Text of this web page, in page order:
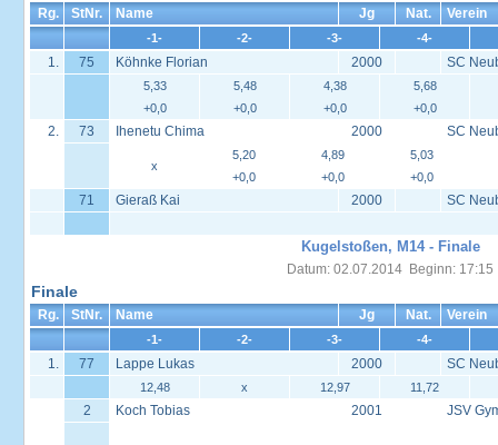
Rg. StNr. Name Jg Nat. Verein
-1- -2- -3- -4-
1. 75 Köhnke Florian 2000 SC
5,33
+0,0
5,48
+0,0
4,38
+0,0
5,68
+0,0
2. 73 Ihenetu Chima 2000 SC
x
5,20
+0,0
4,89
+0,0
5,03
+0,0
71 Gieraß Kai 2000 SC
Kugelstoßen, M14 - Finale
Datum: 02.07.2014 Beginn: 17:15
Finale
Rg. StNr. Name Jg Nat. Verein
-1- -2- -3- -4-
1. 77 Lappe Lukas 2000 SC
12,48 x 12,97 11,72
2 Koch Tobias 2001 JSV